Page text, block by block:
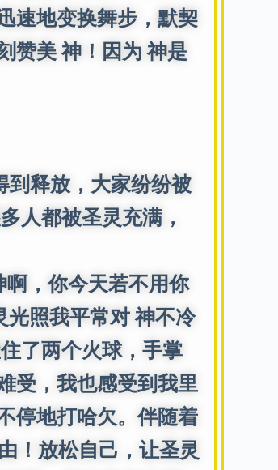
速地变换舞步，默契
赞美 神！因为 神是
释放，大家纷纷被
人都被圣灵充满，
，你今天若不用你
光照我平常对 神不冷
了两个火球，手掌
受，我也感受到我里
停地打哈欠。伴随着
！放松自己，让圣灵